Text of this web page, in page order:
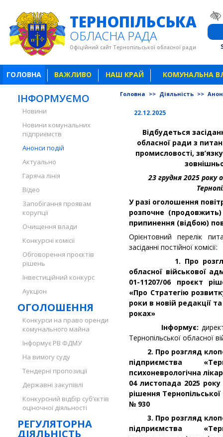
ТЕРНОПІЛЬСЬКА
ОБЛАСНА РАДА
Офіційний сайт Тернопільської обласної ради
ГОЛОВНА ВАЖЛИВО НАШ КРАЙ КОМУНАЛЬНА
ІНФОРМУЄМО
Новини
Новини комунальних
підприємств
Анонси подій
Актуально
Гаряча лінія
Відео
Запобігання проявам
корупції
Очищення влади
Конкурсні комісії
Обговорення проєктів
рішень
Інвестиційний конкурс
Аукціон
ОГОЛОШЕННЯ
Конкурси на право оренди
комунального майна
Інформує РВ ФДМУ
На вимогу суду
Тендерні пропозиції
Державні закупівлі
Конкурсний відбір суб’єктів
оціночної діяльності
РЕГУЛЯТОРНА
ДІЯЛЬНІСТЬ
Головна >> Діяльність >>
22.12.2025
Відбудеться
обласної ради з
промисловості,
23 грудня 2025 року
У разі оголошення
розпочне
припинення (відбою)
Орієнтовний перелік
засіданні постійної комісії:
1. Про розгляд
обласної військової
01-11207/06 проєкт
«Про Стратегію
роки в новій редакції та
роках»
Інформує:
Тернопільської обласної
2. Про розгляд
підприємства
психоневрологічна
04 листопада 2025
рішення
№ 930
3. Про розгляд
підприємства